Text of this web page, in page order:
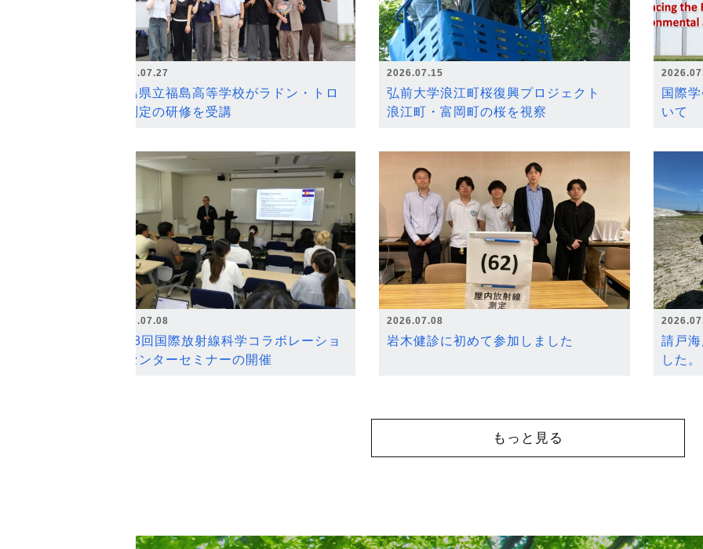
2026.07.27
福島県立福島高等学校がラドン・トロ
ン測定の研修を受講
2026.07.15
弘前大学浪江町桜復興プロジェクト
浪江町・富岡町の桜を視察
国際
いて
2026.07.08
第18回国際放射線科学コラボレーショ
ンセンターセミナーの開催
2026.07.08
岩木健診に初めて参加しました
請戸
した。
もっと見る